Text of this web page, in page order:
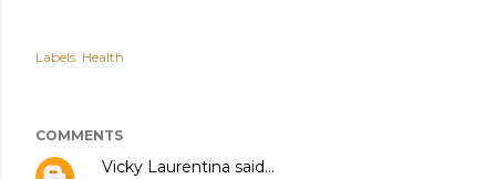
Labels: Health
COMMENTS
Vicky Laurentina said…